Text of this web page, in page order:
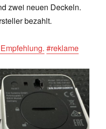
zwei neuen Deckeln.
bezahlt.
#reklame